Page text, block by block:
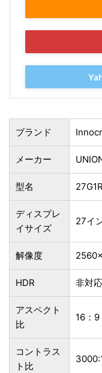
ブランド
メーカー
型名 27G1R
ディスプレ
イサイズ
27イ
解像度
HDR 非対応
アスペクト
比
16：9
コントラス
ト比